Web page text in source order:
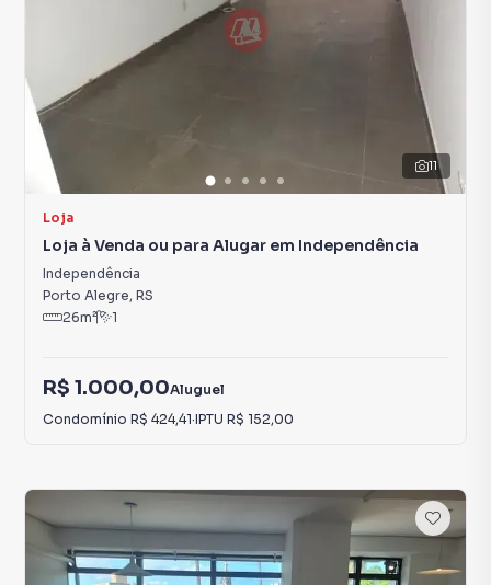
11
Loja
Loja à Venda ou para Alugar em Independência
Independência
Porto Alegre, RS
26m² 1
R$ 1.000,00Aluguel
Condomínio R$ 424,41·IPTU R$ 152,00